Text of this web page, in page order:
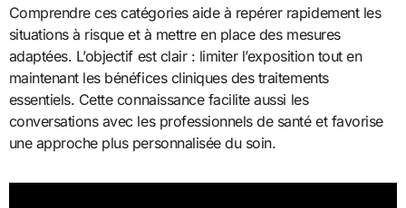
Comprendre ces catégories aide à repérer rapidement les
situations à risque et à mettre en place des mesures
adaptées. L’objectif est clair : limiter l’exposition tout en
maintenant les bénéfices cliniques des traitements
essentiels. Cette connaissance facilite aussi les
conversations avec les professionnels de santé et favorise
une approche plus personnalisée du soin.